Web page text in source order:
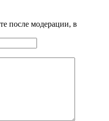
после модерации, в